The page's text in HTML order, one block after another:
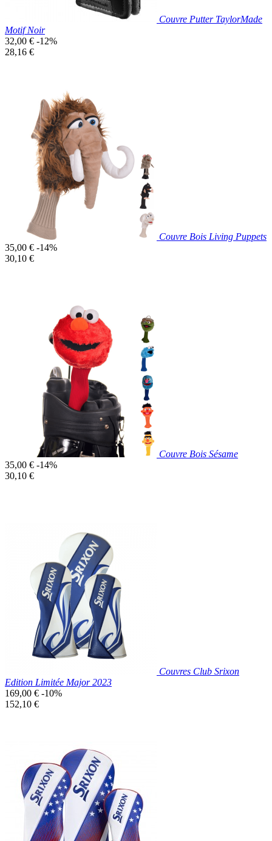
Couvre Putter TaylorMade
Motif Noir
Prix
de
32,00 € -12%
Prix
28,16 €
Prix réduit
Aperçu rapide
Couvre Bois Living Puppets
Prix
de
35,00 € -14%
Prix
30,10 €
Prix réduit
Aperçu rapide
Couvre Bois Sésame
Prix
de
35,00 € -14%
Prix
30,10 €
Couvres Club Srixon
Edition Limitée Major 2023
Prix
de
169,00 € -10%
Prix
152,10 €
Exclusivité web !
Prix réduit
Aperçu rapide